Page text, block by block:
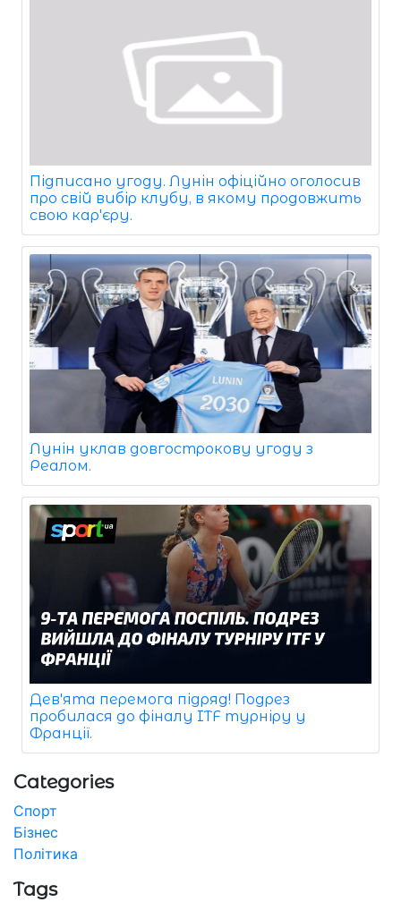
Підписано угоду. Лунін офіційно оголосив
про свій вибір клубу, в якому продовжить
свою кар'єру.
Лунін уклав довгострокову угоду з
Реалом.
Дев'ята перемога підряд! Подрез
пробилася до фіналу ITF турніру у
Франції.
Categories
Спорт
Бізнес
Політика
Tags